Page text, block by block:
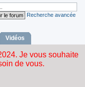
Recherche avancée
Vidéos